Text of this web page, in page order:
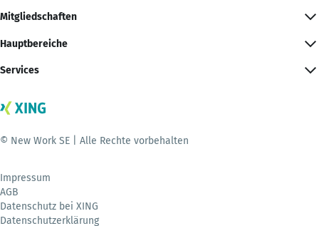
Mitgliedschaften
Hauptbereiche
Services
© New Work SE | Alle Rechte vorbehalten
Impressum
AGB
Datenschutz bei XING
Datenschutzerklärung